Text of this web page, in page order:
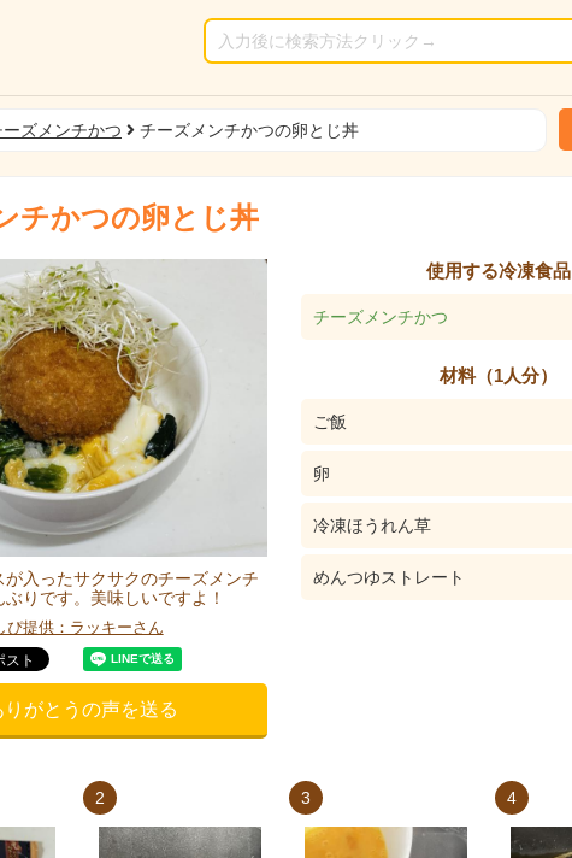
ーズメンチかつ チーズメンチかつの卵とじ丼
チかつの卵とじ丼
入ったサクサクのチーズメンチ
りです。美味しいですよ！
ぴ提供：ラッキーさん
がとうの声を送る
使用する冷凍食品
チーズメンチかつ
材料（1人分）
ご飯
卵
冷凍ほうれん草
めんつゆストレート
2 3 4